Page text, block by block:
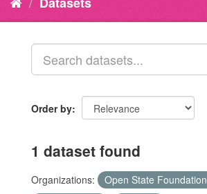
Order by
1 dataset found
Organizations: Open State Foundation